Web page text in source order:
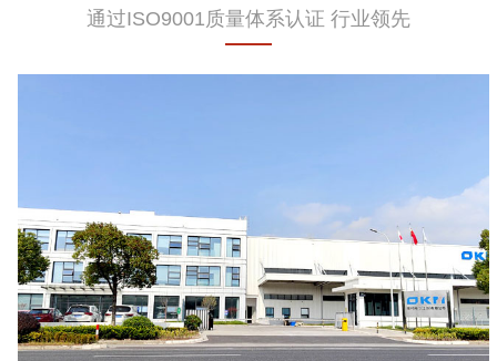
通过ISO9001质量体系认证 行业领先